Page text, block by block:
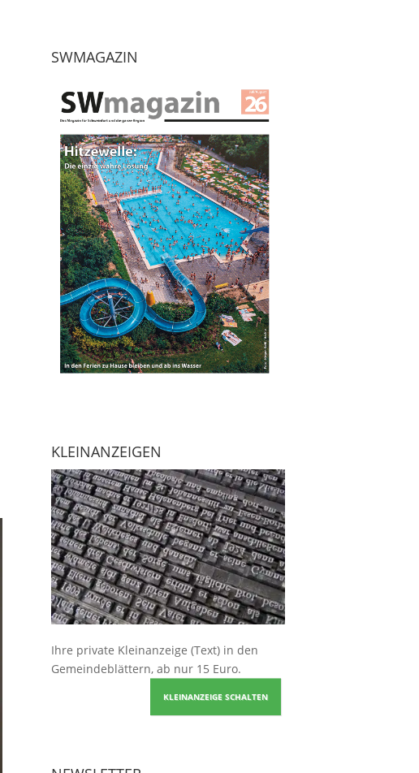
SWMAGAZIN
KLEINANZEIGEN
Ihre private Kleinanzeige (Text) in den
Gemeindeblättern, ab nur 15 Euro.
KLEINANZEIGE SCHALTEN